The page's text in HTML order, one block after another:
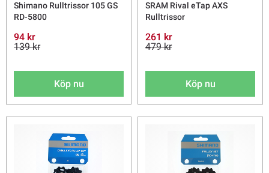
Shimano Rulltrissor 105 GS
RD-5800
94 kr
139 kr
Köp nu
SRAM Rival eTap AXS
Rulltrissor
261 kr
479 kr
Köp nu